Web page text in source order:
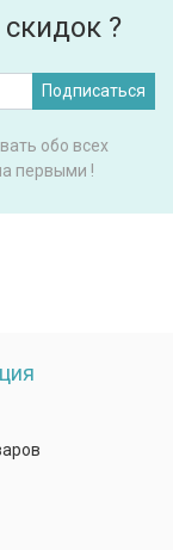
?
Подписаться
обо всех
первыми !